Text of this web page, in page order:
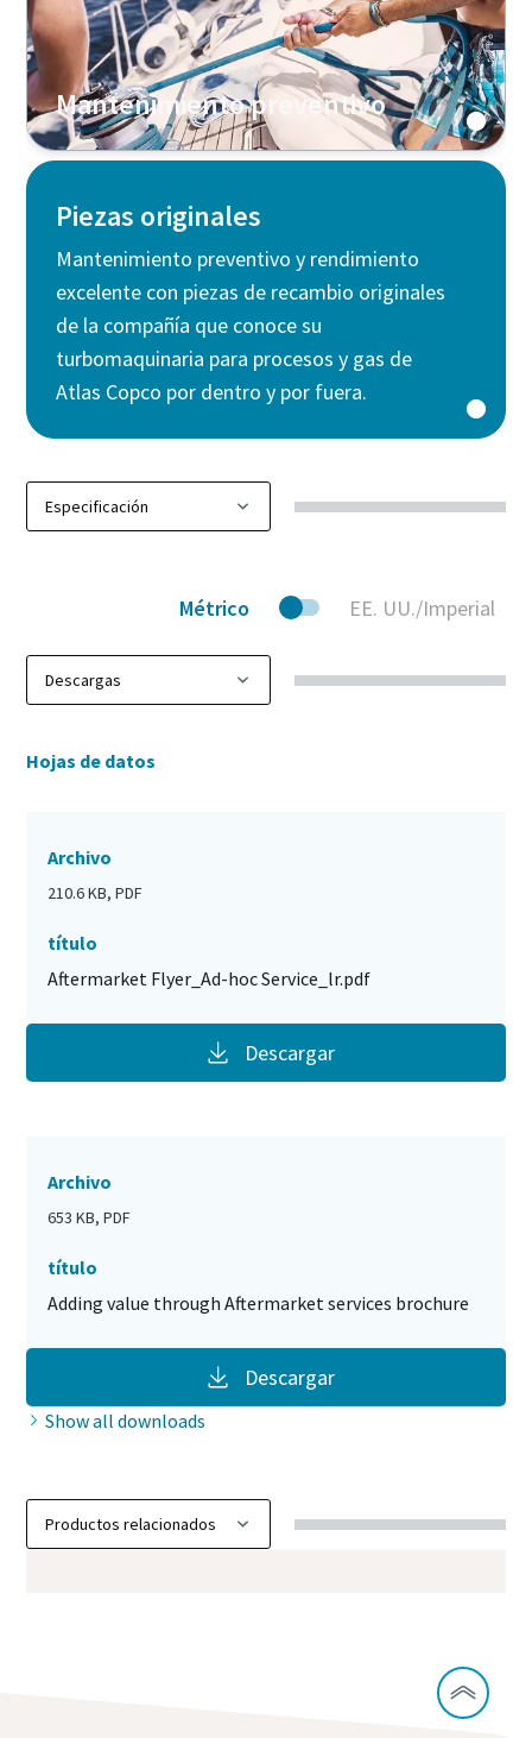
Mantenimiento preventivo
Piezas originales
Mantenimiento preventivo y rendimiento
excelente con piezas de recambio originales
de la compañía que conoce su
turbomaquinaria para procesos y gas de
Atlas Copco por dentro y por fuera.
Métrico EE. UU./Imperial
Hojas de datos
Archivo
210.6 KB, PDF
título
Aftermarket Flyer_Ad-hoc Service_lr.pdf
Descargar
Archivo
653 KB, PDF
título
Adding value through Aftermarket services brochure
Descargar
Show all downloads